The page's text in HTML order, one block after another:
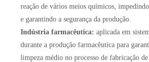
reação de vários meios químicos,
e garantindo a segurança da produção.
Indústria farmacêutica: aplicada em
durante a produção farmacêutica para
limpeza médio no processo de fabricação